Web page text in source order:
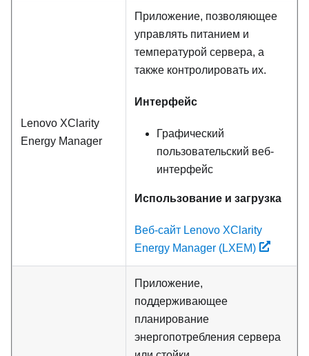
Lenovo XClarity
Energy Manager
Приложение, позволяющее
управлять питанием и
температурой сервера, а
также контролировать их.
Интерфейс
Графический
пользовательский веб-
интерфейс
Использование и загрузка
Веб-сайт Lenovo XClarity
Energy Manager (LXEM)
Приложение,
поддерживающее
планирование
энергопотребления сервера